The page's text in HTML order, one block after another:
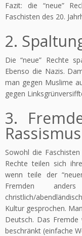
Fazit: die “neue”
Faschisten des 20.
2.
Die “neue” Rechte
Ebenso die Nazis.
man gegen Muslime
gegen
3.
Rassismus
Sowohl die
Rechte teilen sich
wenn teile der
Fremden
christlich/
Kultur gesprochen.
Deutsch. Das
beschränkt (einfache